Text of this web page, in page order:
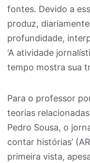
fontes. Devido a
produz,
profundidade,
‘A atividade
tempo mostra sua
Para o professor
teorias
Pedro Sousa, o
contar histórias’
primeira vista,